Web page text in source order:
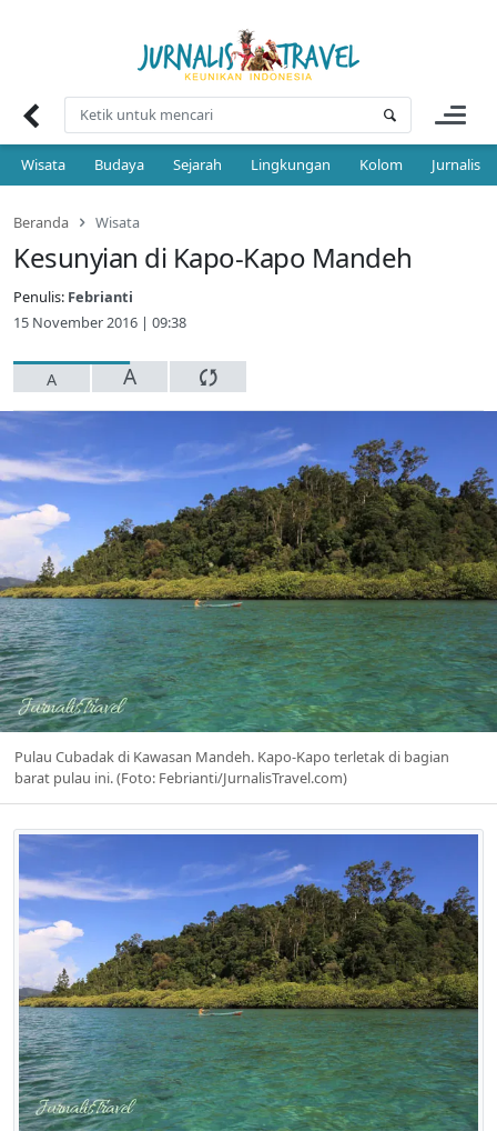
Wisata Budaya Sejarah Lingkungan Kolom Jurnalis
Beranda Wisata
Kesunyian di Kapo-Kapo Mandeh
Penulis: Febrianti
15 November 2016 | 09:38
A A
Pulau Cubadak di Kawasan Mandeh. Kapo-Kapo terletak di bagian
barat pulau ini. (Foto: Febrianti/JurnalisTravel.com)